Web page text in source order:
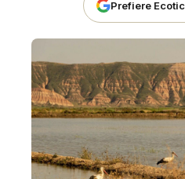
Prefiere